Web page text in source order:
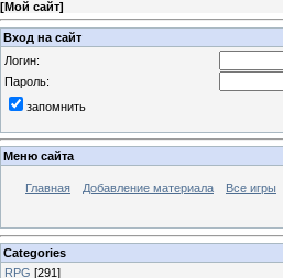
[Мой сайт]
Вход на сайт
Логин:
Пароль:
запомнить
Меню сайта
Главная Добавление материала Все игры
Categories
RPG [291]